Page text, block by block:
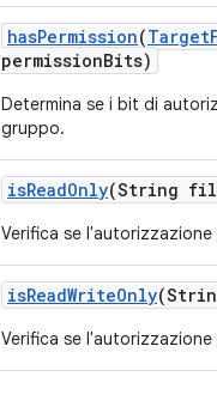
hasPermission(Target
permissionBits)
Determina se i bit di
gruppo.
isReadOnly(String
Verifica se
isReadWriteOnly
Verifica se